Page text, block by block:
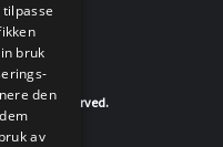
All rights reserved.
bruk
den
av